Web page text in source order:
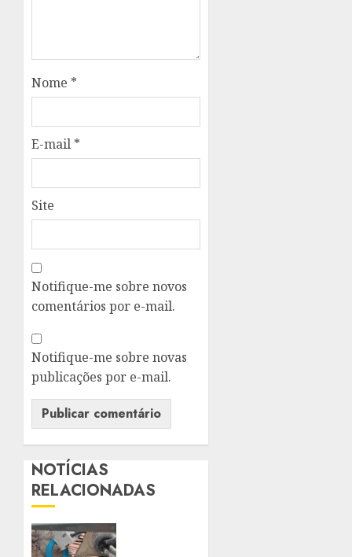
Nome *
E-mail *
Site
Notifique-me sobre novos
comentários por e-mail.
Notifique-me sobre novas
publicações por e-mail.
NOTÍCIAS
RELACIONADAS